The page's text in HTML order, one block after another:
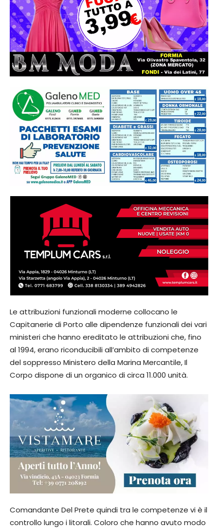
Le attribuzioni funzionali moderne collocano le
Capitanerie di Porto alle dipendenze funzionali dei vari
ministeri che hanno ereditato le attribuzioni che, fino
al 1994, erano riconducibili all’ambito di competenze
del soppresso Ministero della Marina Mercantile, Il
Corpo dispone di un organico di circa 11.000 unità.
Comandante Del Prete quindi tra le competenze vi è il
controllo lungo i litorali. Coloro che hanno avuto modo